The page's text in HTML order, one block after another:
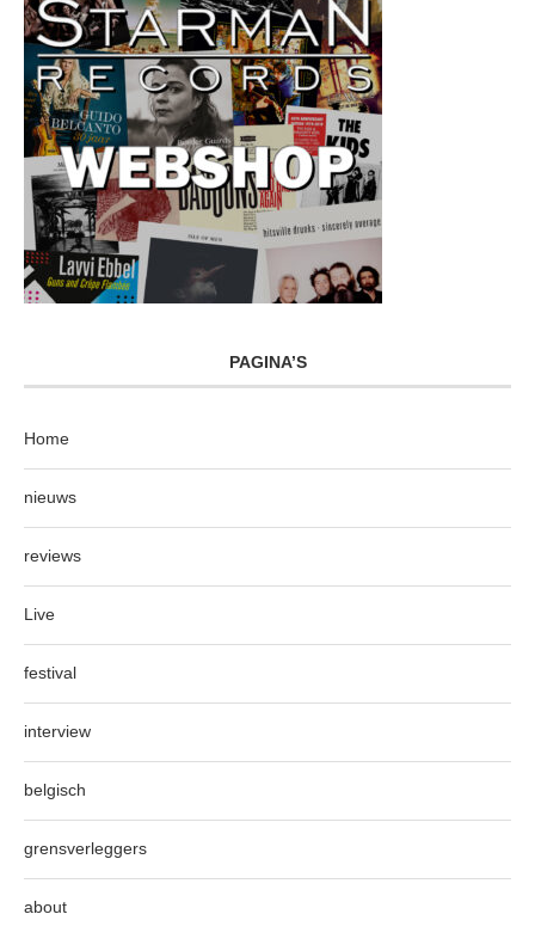
PAGINA’S
Home
nieuws
reviews
Live
festival
interview
belgisch
grensverleggers
about